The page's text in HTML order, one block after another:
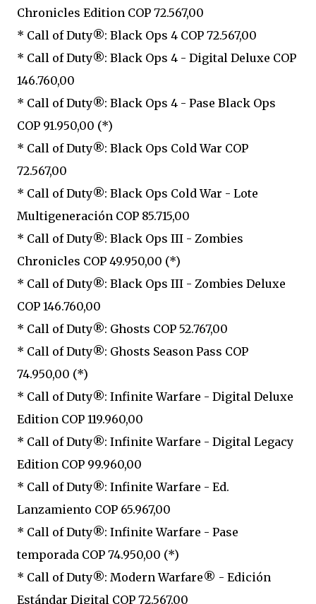
Chronicles Edition COP 72.567,00
* Call of Duty®: Black Ops 4 COP 72.567,00
* Call of Duty®: Black Ops 4 - Digital Deluxe COP
146.760,00
* Call of Duty®: Black Ops 4 - Pase Black Ops
COP 91.950,00 (*)
* Call of Duty®: Black Ops Cold War COP
72.567,00
* Call of Duty®: Black Ops Cold War - Lote
Multigeneración COP 85.715,00
* Call of Duty®: Black Ops III - Zombies
Chronicles COP 49.950,00 (*)
* Call of Duty®: Black Ops III - Zombies Deluxe
COP 146.760,00
* Call of Duty®: Ghosts COP 52.767,00
* Call of Duty®: Ghosts Season Pass COP
74.950,00 (*)
* Call of Duty®: Infinite Warfare - Digital Deluxe
Edition COP 119.960,00
* Call of Duty®: Infinite Warfare - Digital Legacy
Edition COP 99.960,00
* Call of Duty®: Infinite Warfare - Ed.
Lanzamiento COP 65.967,00
* Call of Duty®: Infinite Warfare - Pase
temporada COP 74.950,00 (*)
* Call of Duty®: Modern Warfare® - Edición
Estándar Digital COP 72.567,00